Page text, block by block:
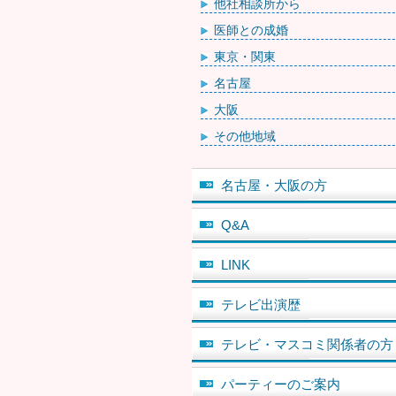
他社相談所から
医師との成婚
東京・関東
名古屋
大阪
その他地域
名古屋・大阪の方
Q&A
LINK
テレビ出演歴
テレビ・マスコミ関係者の方
パーティーのご案内